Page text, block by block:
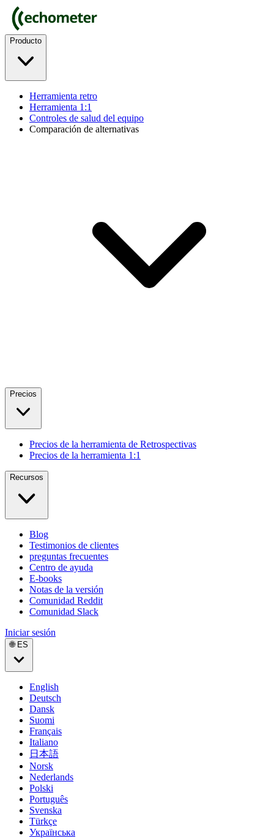
Producto
Herramienta retro
Herramienta 1:1
Controles de salud del equipo
Comparación de alternativas
Precios
Precios de la herramienta de Retrospectivas
Precios de la herramienta 1:1
Recursos
Blog
Testimonios de clientes
preguntas frecuentes
Centro de ayuda
E-books
Notas de la versión
Comunidad Reddit
Comunidad Slack
Iniciar sesión
🌐 ES
English
Deutsch
Dansk
Suomi
Français
Italiano
日本語
Norsk
Nederlands
Polski
Português
Svenska
Türkçe
Українська